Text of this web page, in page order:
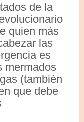
de la
quien más
las
es
mermados
(también
que debe